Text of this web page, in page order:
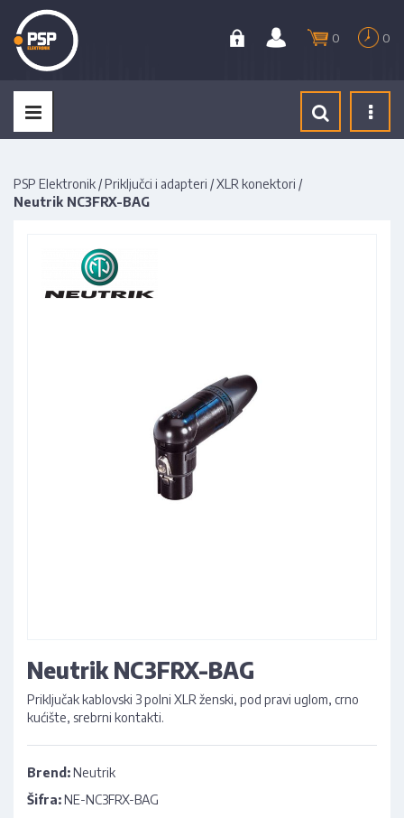
0 0
PSP Elektronik /Priključci i adapteri /XLR konektori /
Neutrik NC3FRX-BAG
Neutrik NC3FRX-BAG
Priključak kablovski 3 polni XLR ženski, pod pravi uglom, crno
kućište, srebrni kontakti.
Brend:Neutrik
Šifra:NE-NC3FRX-BAG